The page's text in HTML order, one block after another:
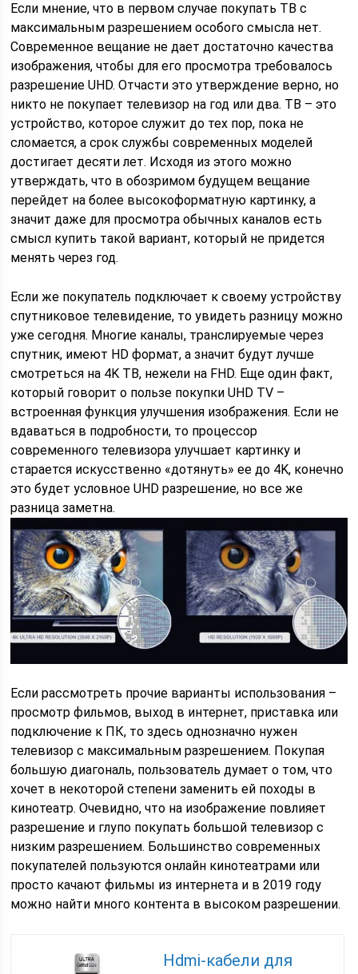
Если мнение, что в первом случае покупать ТВ с
максимальным разрешением особого смысла нет.
Современное вещание не дает достаточно качества
изображения, чтобы для его просмотра требовалось
разрешение UHD. Отчасти это утверждение верно, но
никто не покупает телевизор на год или два. ТВ – это
устройство, которое служит до тех пор, пока не
сломается, а срок службы современных моделей
достигает десяти лет. Исходя из этого можно
утверждать, что в обозримом будущем вещание
перейдет на более высокоформатную картинку, а
значит даже для просмотра обычных каналов есть
смысл купить такой вариант, который не придется
менять через год.
Если же покупатель подключает к своему устройству
спутниковое телевидение, то увидеть разницу можно
уже сегодня. Многие каналы, транслируемые через
спутник, имеют HD формат, а значит будут лучше
смотреться на 4K ТВ, нежели на FHD. Еще один факт,
который говорит о пользе покупки UHD TV –
встроенная функция улучшения изображения. Если не
вдаваться в подробности, то процессор
современного телевизора улучшает картинку и
старается искусственно «дотянуть» ее до 4K, конечно
это будет условное UHD разрешение, но все же
разница заметна.
Если рассмотреть прочие варианты использования –
просмотр фильмов, выход в интернет, приставка или
подключение к ПК, то здесь однозначно нужен
телевизор с максимальным разрешением. Покупая
большую диагональ, пользователь думает о том, что
хочет в некоторой степени заменить ей походы в
кинотеатр. Очевидно, что на изображение повлияет
разрешение и глупо покупать большой телевизор с
низким разрешением. Большинство современных
покупателей пользуются онлайн кинотеатрами или
просто качают фильмы из интернета и в 2019 году
можно найти много контента в высоком разрешении.
Hdmi-кабели для